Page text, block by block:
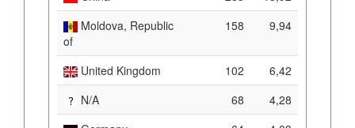
Moldova, Republic
of
158 9,94
United Kingdom 102
6,42
N/A
68
4,28